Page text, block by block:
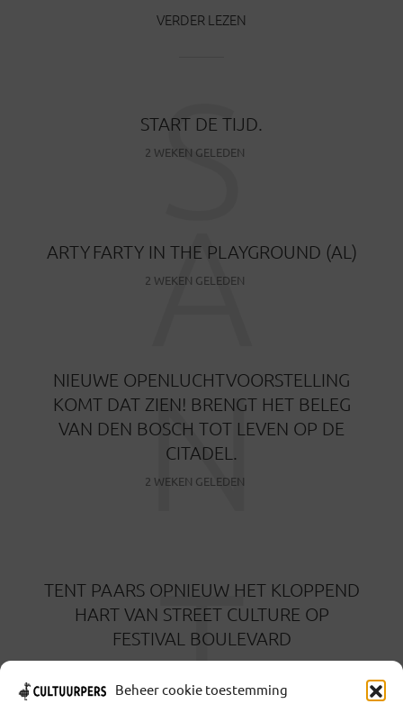
Beheer cookie toestemming
VERDER LEZEN
START DE TIJD.
2 WEKEN GELEDEN
S
ARTY FARTY IN THE PLAYGROUND (AL)
2 WEKEN GELEDEN
A
NIEUWE OPENLUCHTVOORSTELLING
KOMT DAT ZIEN! BRENGT HET BELEG
VAN DEN BOSCH TOT LEVEN OP DE
CITADEL.
2 WEKEN GELEDEN
N
TENT PAARS OPNIEUW HET KLOPPEND
HART VAN STREET CULTURE OP
FESTIVAL BOULEVARD
T